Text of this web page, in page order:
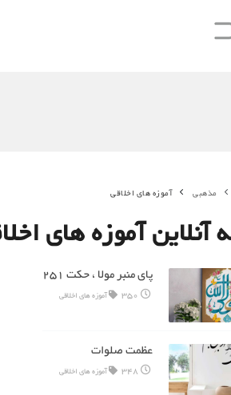
مذهبی آموزه های اخلاقی
آنلاین آموزه های
پای منبر مولا ، حکت 251
350 آموزه های اخلاقی
عظمت صلوات
348 آموزه های اخلاقی